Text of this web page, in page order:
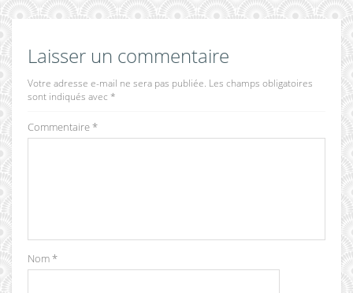
Laisser un commentaire
Votre adresse e-mail ne sera pas publiée. Les champs obligatoires
sont indiqués avec *
Commentaire*
Nom*